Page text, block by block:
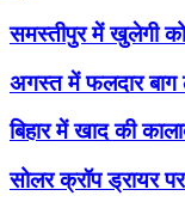
समस्तीपुर में खुलेगी
अगस्त में फलदार
बिहार में खाद की
सोलर क्रॉप ड्रायर